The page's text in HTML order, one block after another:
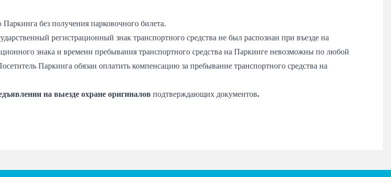
без получения парковочного билета.
регистрационный знак транспортного средства не был распознан при въезде на
знака и времени пребывания транспортного средства на Паркинге невозможны по любой
Паркинга обязан оплатить компенсацию за пребывание транспортного средства на
на выезде охране оригиналов подтверждающих документов.